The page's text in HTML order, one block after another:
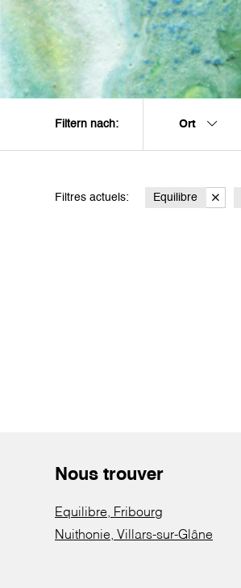
Filtern nach: Ort
Filtres actuels: Equilibre
Nous trouver
Equilibre, Fribourg
Nuithonie, Villars-sur-Glâne